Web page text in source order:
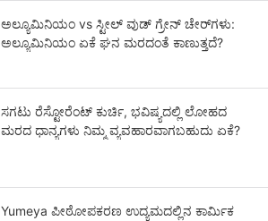
ಅಲ್ಯೂಮಿನಿಯಂ vs ಸ್ಟೀಲ್ ವುಡ್ ಗ್ರೇನ್ ಚೇರ್‌ಗಳು:
ಅಲ್ಯೂಮಿನಿಯಂ ಏಕೆ ಘನ ಮರದಂತೆ ಕಾಣುತ್ತದೆ?
ಸಗಟು ರೆಸ್ಟೋರೆಂಟ್ ಕುರ್ಚಿ, ಭವಿಷ್ಯದಲ್ಲಿ ಲೋಹದ
ಮರದ ಧಾನ್ಯಗಳು ನಿಮ್ಮ ವ್ಯವಹಾರವಾಗಬಹುದು ಏಕೆ?
Yumeya ಪೀಠೋಪಕರಣ ಉದ್ಯಮದಲ್ಲಿನ ಕಾರ್ಮಿಕ